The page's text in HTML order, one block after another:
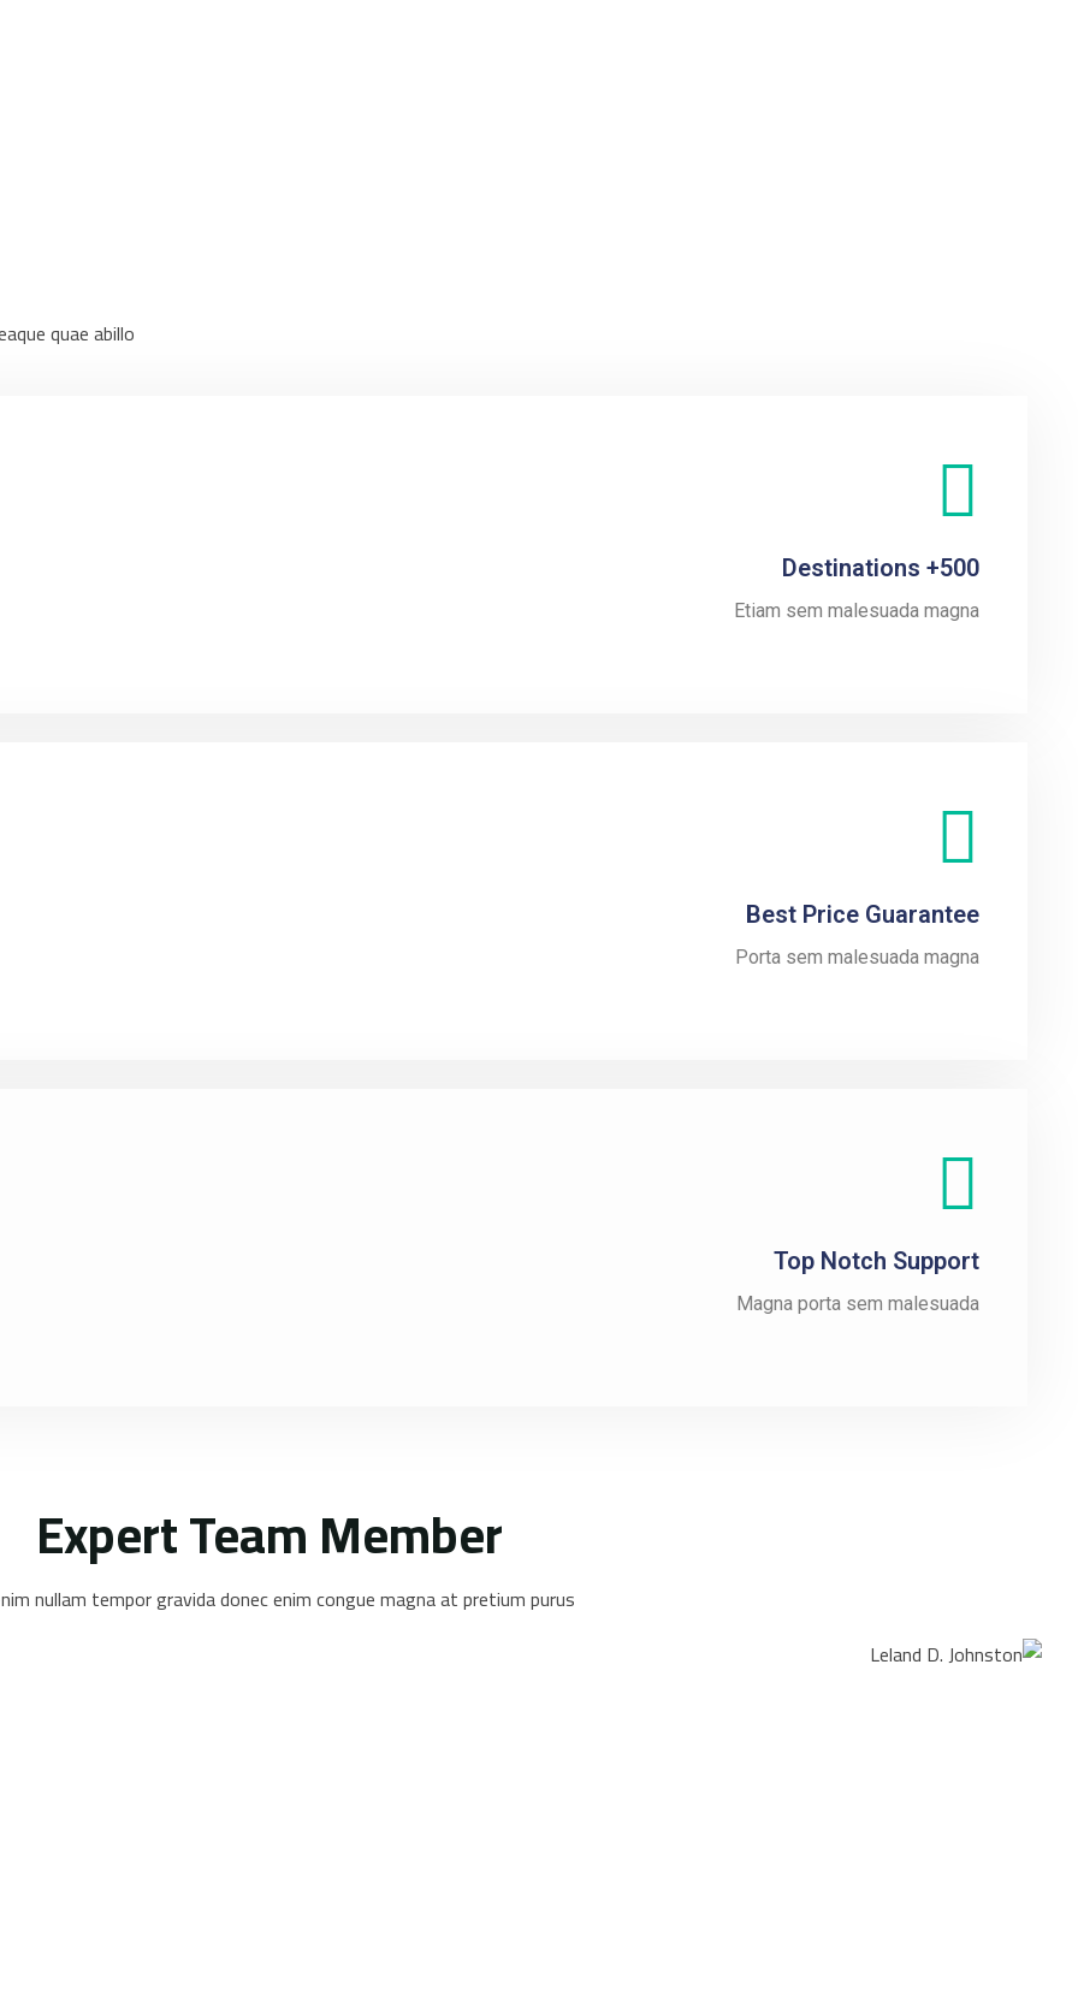
quae abillo
500+ Destinations
Etiam sem malesuada magna
Best Price Guarantee
Porta sem malesuada magna
Top Notch Support
Magna porta sem malesuada
Expert Team Member
nullam tempor gravida donec enim congue magna at pretium purus